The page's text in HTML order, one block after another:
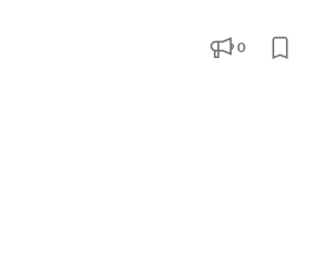
ち上げなど興味がある方には挑戦でき
0